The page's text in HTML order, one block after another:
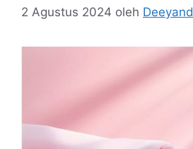
2 Agustus 2024 oleh Deeyand